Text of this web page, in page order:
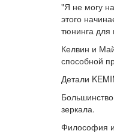
"Я не могу
этого
тюнинга для
Келвин и
способной
Детали
зеркала.
Философия